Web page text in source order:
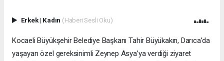
Erkek| Kadın (Haberi Sesli Oku)
Kocaeli Büyükşehir Belediye Başkanı Tahir Büyükakın, Darıca’da
yaşayan özel gereksinimli Zeynep Asya’ya verdiği ziyaret